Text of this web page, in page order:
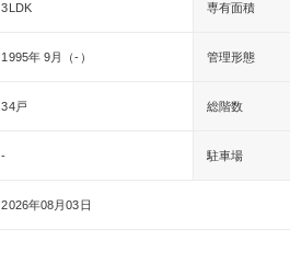
3LDK 専有面積
1995年 9月（-） 管理形態
34戸 総階数
- 駐車場
2026年08月03日